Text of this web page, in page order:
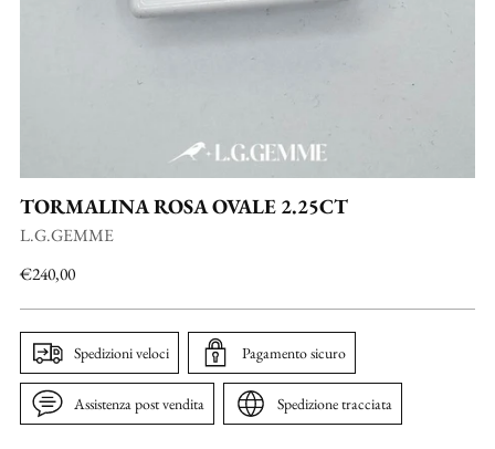
TORMALINA ROSA OVALE 2.25CT
L.G.GEMME
Prezzo
€240,00
Spedizioni veloci Pagamento sicuro
Assistenza post vendita Spedizione tracciata